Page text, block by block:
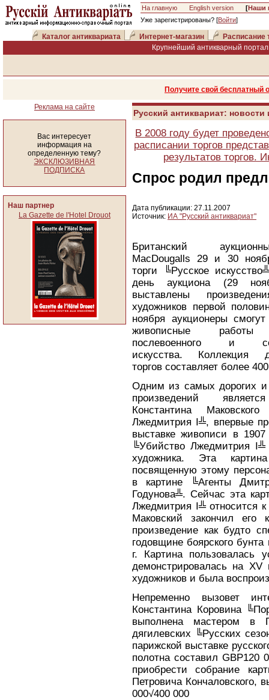
На главную English version [Наши
Уже зарегистрированы? [Войти]
Каталог антиквариата Интернет-магазин
Расписание
Крупнейший антикварный
Получите свой
Реклама на сайте
Вас интересует
информация на
определенную тему?
ЭКСКЛЮЗИВНАЯ
ПОДПИСКА
Наш партнер
La Gazette de l'Hotel Drouot
Русский антиквариат:
В 2008 году будет
расписании торгов
результатов торгов.
Спрос родил
Дата публикации: 27.11.2007
Источник: ИА "Русский антиквариат"
Британский
MacDougalls 29 и 30
торги ╚Русское
день аукциона (29
выставлены
художников первой
ноября аукционеры
живописные работы
послевоенного и
искусства. Коллекция
торгов составляет более
Одним из самых дорогих и
произведений
Константина
Лжедмитрия I╩, впервые
выставке живописи в
╚Убийство Лжедмитрия
художника. Эта
посвященную этому
в картине ╚Агенты
Годунова╩. Сейчас эта
Лжедмитрия I╩ относится к
Маковский закончил
произведение как будто
годовщине боярского
г. Картина пользовалась
демонстрировалась на XV
художников и была
Непременно вызовет
Константина Коровина
выполнена мастером в
дягилевских ╚Русских
парижской выставке
полотна составил GBP120
приобрести собрание
Петровича Кончаловского,
000√400 000